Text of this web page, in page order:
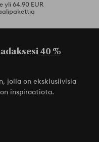
yli 64,90 EUR
40 %
jolla on eksklusiivisia
inspiraatiota.